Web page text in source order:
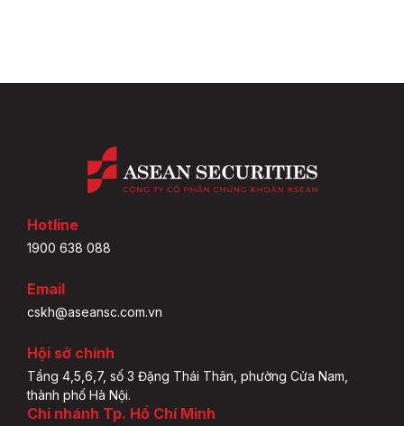
Hotline
1900 638 088
Email
cskh@aseansc.com.vn
Hội sở chính
Tầng 4,5,6,7, số 3 Đặng Thái Thân, phường Cửa Nam,
thành phố Hà Nội.
Chi nhánh Tp. Hồ Chí Minh